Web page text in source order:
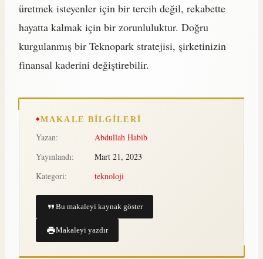
üretmek isteyenler için bir tercih değil, rekabette
hayatta kalmak için bir zorunluluktur. Doğru
kurgulanmış bir Teknopark stratejisi, şirketinizin
finansal kaderini değiştirebilir.
MAKALE BILGILERI
Yazan:
Abdullah Habib
Yayınlandı:
Mart 21, 2023
Kategori:
teknoloji
Bu makaleyi kaynak göster
Makaleyi yazdır